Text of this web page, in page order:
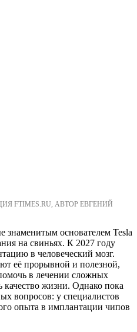
FTIMES.RU, АВТОР ЕВГЕНИЙ
знаменитым основателем Tesla
на свиньях. К 2027 году
в человеческий мозг.
её прорывной и полезной,
в лечении сложных
качество жизни. Однако пока
вопросов: у специалистов
опыта в имплантации чипов